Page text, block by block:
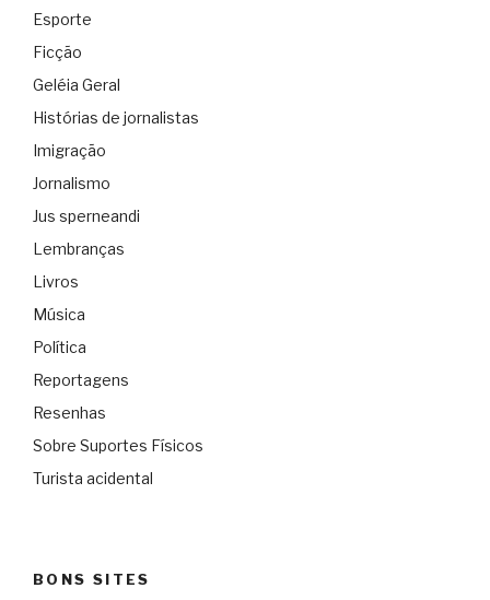
Esporte
Ficção
Geléia Geral
Histórias de jornalistas
Imigração
Jornalismo
Jus sperneandi
Lembranças
Livros
Música
Política
Reportagens
Resenhas
Sobre Suportes Físicos
Turista acidental
BONS SITES